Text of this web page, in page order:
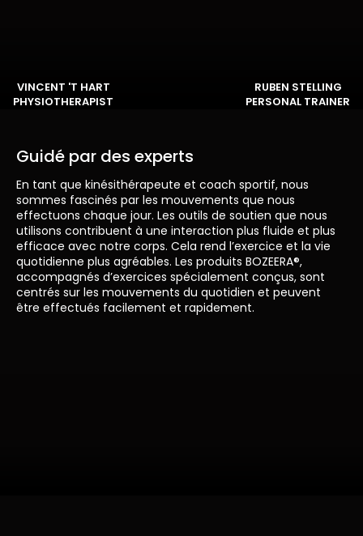
VINCENT 'T HART
PHYSIOTHERAPIST
RUBEN STELLING
PERSONAL TRAINER
Guidé par des experts
En tant que kinésithérapeute et coach sportif, nous
sommes fascinés par les mouvements que nous
effectuons chaque jour. Les outils de soutien que nous
utilisons contribuent à une interaction plus fluide et plus
efficace avec notre corps. Cela rend l’exercice et la vie
quotidienne plus agréables. Les produits BOZEERA®,
accompagnés d’exercices spécialement conçus, sont
centrés sur les mouvements du quotidien et peuvent
être effectués facilement et rapidement.